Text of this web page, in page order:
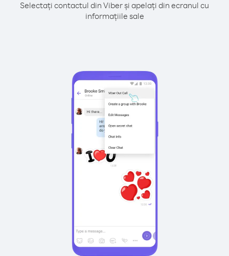
Selectați contactul din Viber și apelați din ecranul cu
informațiile sale